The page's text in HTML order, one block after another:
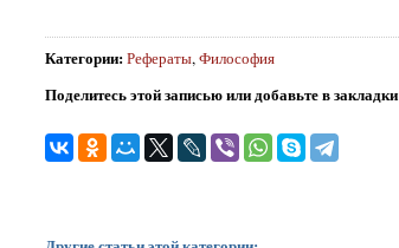
Категории:Рефераты, Философия
Поделитесь этой записью или добавьте в закладки